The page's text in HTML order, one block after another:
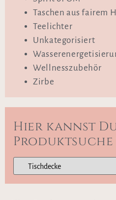
Taschen aus fairem
Teelichter
Unkategorisiert
Wellnesszubehör
Zirbe
Hier kannst